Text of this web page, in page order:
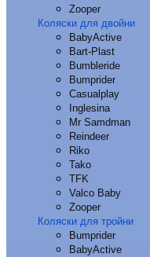
Zooper
Коляски для двойни
BabyActive
Bart-Plast
Bumbleride
Bumprider
Casualplay
Inglesina
Mr Samdman
Reindeer
Riko
Tako
TFK
Valco Baby
Zooper
Коляски для тройни
Bumprider
BabyActive